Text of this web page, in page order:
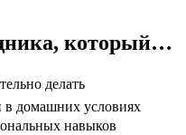
который…
делать
домашних условиях
навыков